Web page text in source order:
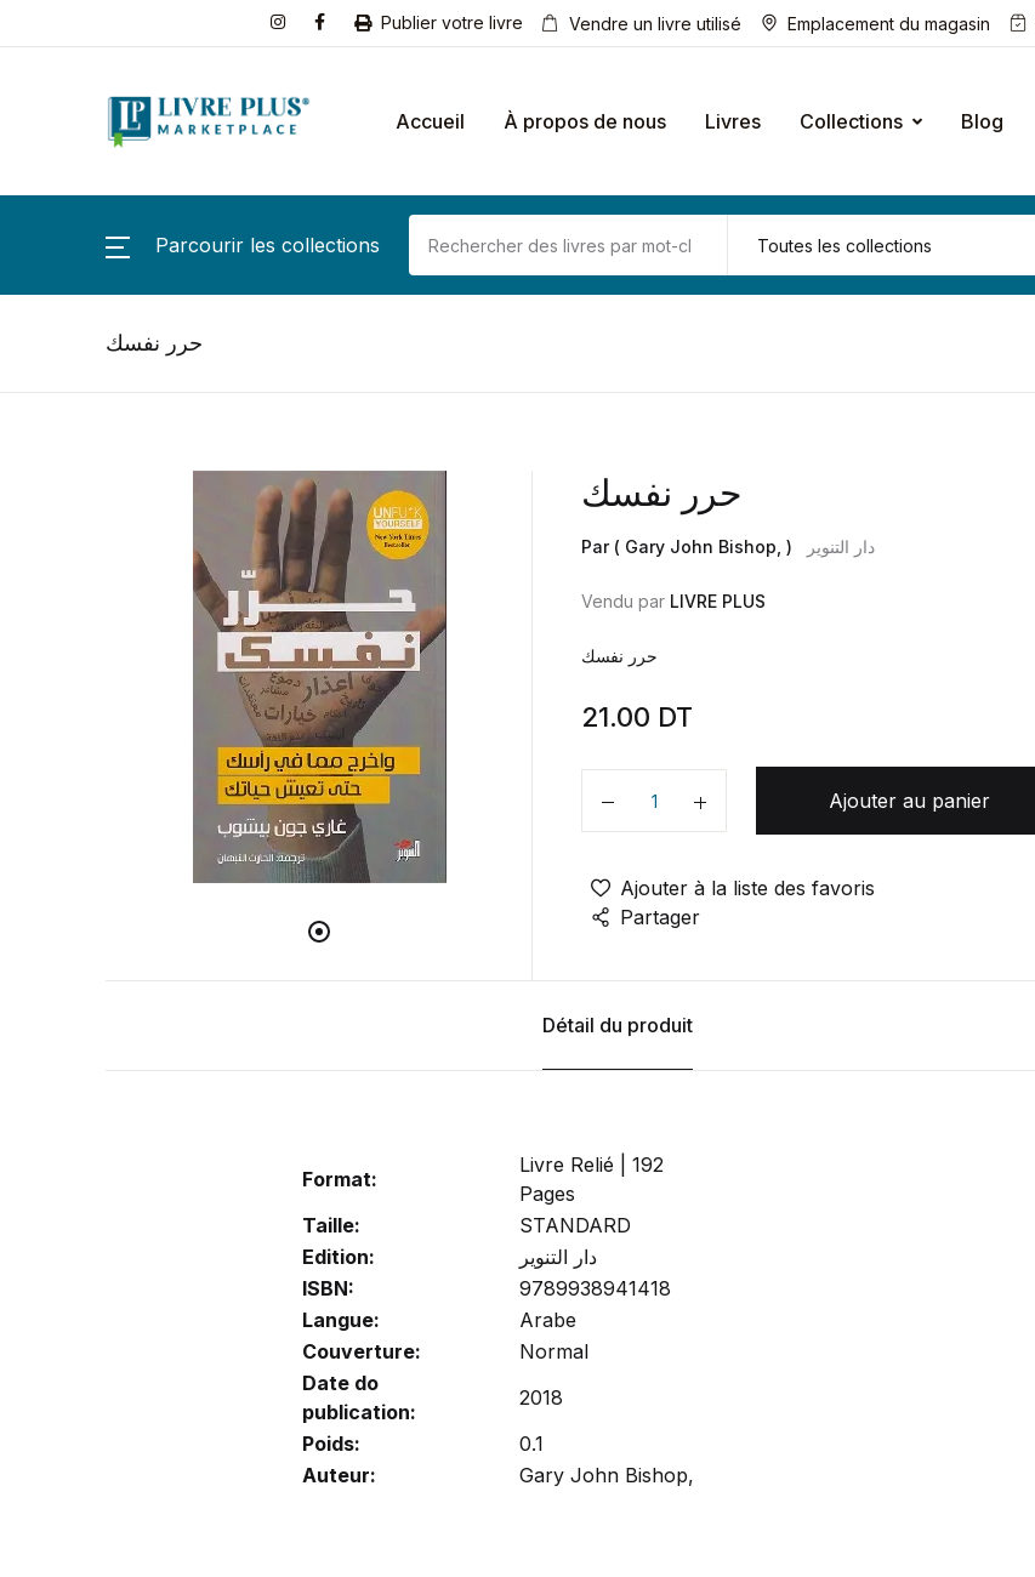
Publier votre livre Vendre un livre utilisé Emplacement du magasin
Accueil À propos de nous Livres Collections Blog
Parcourir les collections
حرر نفسك
حرر نفسك
Par ( Gary John Bishop, ) دار التنوير
Vendu par LIVRE PLUS
حرر نفسك
21.00 DT
Quantité
Ajouter au panier
Ajouter à la liste des favoris
Partager
Détail du produit
Format:
Livre Relié | 192
Pages
Taille:
STANDARD
Edition:
دار التنوير
ISBN:
9789938941418
Langue:
Arabe
Couverture:
Normal
Date do
publication:
2018
Poids:
0.1
Auteur:
Gary John Bishop,